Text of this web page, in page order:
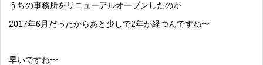
うちの事務所をリニューアルオープンしたのが
2017年6月だったからあと少しで2年が経つんですね〜
早いですね〜